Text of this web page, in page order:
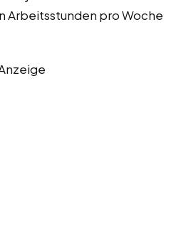
Arbeitsstunden pro Woche